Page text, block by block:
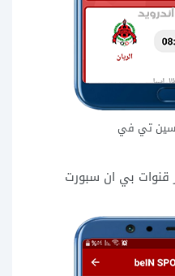
تي في
قنوات بي ان سبورت